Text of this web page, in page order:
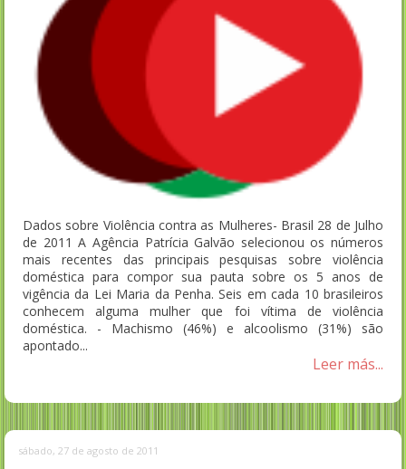
Dados sobre Violência contra as Mulheres- Brasil 28 de Julho
de 2011 A Agência Patrícia Galvão selecionou os números
mais recentes das principais pesquisas sobre violência
doméstica para compor sua pauta sobre os 5 anos de
vigência da Lei Maria da Penha. Seis em cada 10 brasileiros
conhecem alguma mulher que foi vítima de violência
doméstica. - Machismo (46%) e alcoolismo (31%) são
apontado...
Leer más...
sábado, 27 de agosto de 2011